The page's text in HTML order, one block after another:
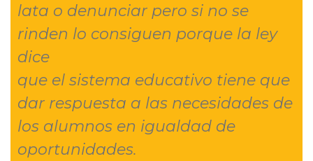
lata o denunciar pero si no se
rinden lo consiguen porque la ley
dice
que el sistema educativo tiene que
dar respuesta a las necesidades de
los alumnos en igualdad de
oportunidades.